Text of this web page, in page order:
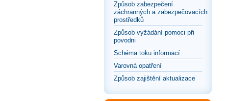
Způsob zabezpečení
záchranných a zabezpečovacích
prostředků
Způsob vyžádání pomoci při
povodni
Schéma toku informací
Varovná opatření
Způsob zajištění aktualizace